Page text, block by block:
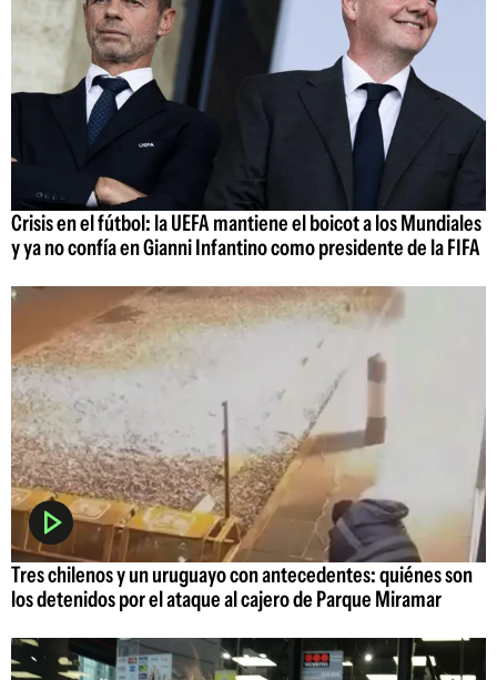
Crisis en el fútbol: la UEFA mantiene el boicot a los Mundiales
y ya no confía en Gianni Infantino como presidente de la FIFA
Tres chilenos y un uruguayo con antecedentes: quiénes son
los detenidos por el ataque al cajero de Parque Miramar